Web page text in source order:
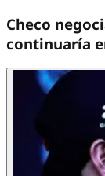
Checo
continuaría